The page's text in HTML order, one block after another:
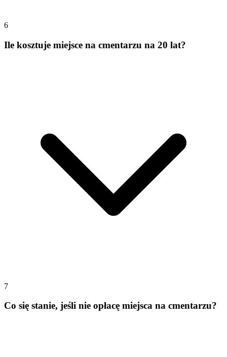
6
Ile kosztuje miejsce na cmentarzu na 20 lat?
7
Co się stanie, jeśli nie opłacę miejsca na cmentarzu?